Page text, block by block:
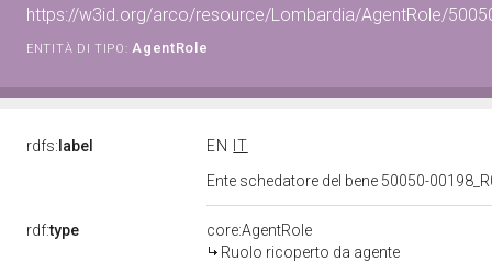
https://w3id.org/arco/resource/Lombardia/AgentRole/
ENTITÀ DI TIPO: AgentRole
rdfs: label EN
IT
Ente schedatore del bene 50050-
rdf:type
core:AgentRole
Ruolo ricoperto da agente